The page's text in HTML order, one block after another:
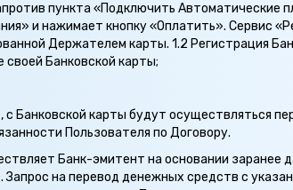
пункта «Подключить Автоматические
и нажимает кнопку «Оплатить». Сервис
Держателем карты. 1.2 Регистрация
Банковской карты;
Банковской карты будут осуществляться
Пользователя по Договору.
Банк-эмитент на основании заранее
Запрос на перевод денежных средств с